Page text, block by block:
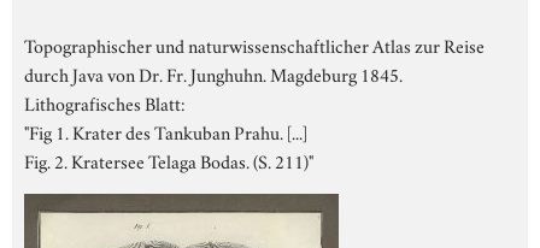
Topographischer und naturwissenschaftlicher Atlas zur Reise
durch Java von Dr. Fr. Junghuhn. Magdeburg 1845.
Lithografisches Blatt:
"Fig 1. Krater des Tankuban Prahu. [...]
Fig. 2. Kratersee Telaga Bodas. (S. 211)"